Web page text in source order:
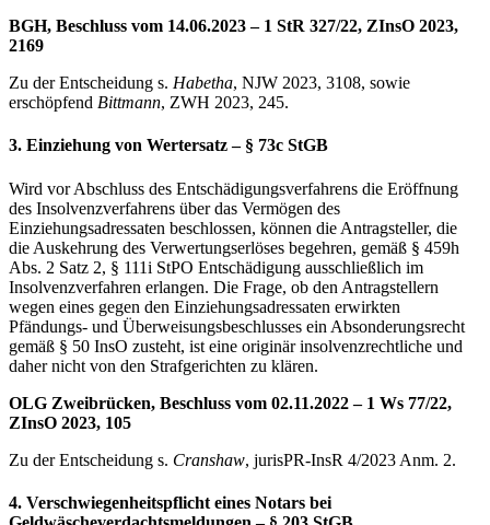
BGH, Beschluss vom 14.06.2023 – 1 StR 327/22, ZInsO 2023,
2169
Zu der Entscheidung s. Habetha, NJW 2023, 3108, sowie
erschöpfend Bittmann, ZWH 2023, 245.
3. Einziehung von Wertersatz – § 73c StGB
Wird vor Abschluss des Entschädigungsverfahrens die Eröffnung
des Insolvenzverfahrens über das Vermögen des
Einziehungsadressaten beschlossen, können die Antragsteller, die
die Auskehrung des Verwertungserlöses begehren, gemäß § 459h
Abs. 2 Satz 2, § 111i StPO Entschädigung ausschließlich im
Insolvenzverfahren erlangen. Die Frage, ob den Antragstellern
wegen eines gegen den Einziehungsadressaten erwirkten
Pfändungs- und Überweisungsbeschlusses ein Absonderungsrecht
gemäß § 50 InsO zusteht, ist eine originär insolvenzrechtliche und
daher nicht von den Strafgerichten zu klären.
OLG Zweibrücken, Beschluss vom 02.11.2022 – 1 Ws 77/22,
ZInsO 2023, 105
Zu der Entscheidung s. Cranshaw, jurisPR-InsR 4/2023 Anm. 2.
4. Verschwiegenheitspflicht eines Notars bei